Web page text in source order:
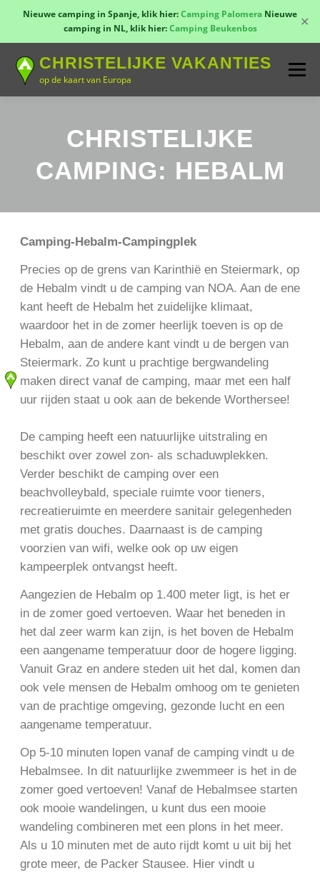
Nieuwe camping in Spanje, klik hier:Camping Palomera Nieuwe
camping in NL, klik hier:Camping Beukenbos ✕
inhoud
CHRISTELIJKE VAKANTIES
op de kaart van Europa
Menu
AANMELDEN GROEPSREIZEN KAMPEN
CHRISTELIJKE
CAMPING: HEBALM
Camping-Hebalm-Campingplek
Precies op de grens van Karinthië en Steiermark, op
de Hebalm vindt u de camping van NOA. Aan de ene
kant heeft de Hebalm het zuidelijke klimaat,
waardoor het in de zomer heerlijk toeven is op de
Hebalm, aan de andere kant vindt u de bergen van
Steiermark. Zo kunt u prachtige bergwandeling
maken direct vanaf de camping, maar met een half
uur rijden staat u ook aan de bekende Worthersee!
De camping heeft een natuurlijke uitstraling en
beschikt over zowel zon- als schaduwplekken.
Verder beschikt de camping over een
beachvolleybald, speciale ruimte voor tieners,
recreatieruimte en meerdere sanitair gelegenheden
met gratis douches. Daarnaast is de camping
voorzien van wifi, welke ook op uw eigen
kampeerplek ontvangst heeft.
Aangezien de Hebalm op 1.400 meter ligt, is het er
in de zomer goed vertoeven. Waar het beneden in
het dal zeer warm kan zijn, is het boven de Hebalm
een aangename temperatuur door de hogere ligging.
Vanuit Graz en andere steden uit het dal, komen dan
ook vele mensen de Hebalm omhoog om te genieten
van de prachtige omgeving, gezonde lucht en een
aangename temperatuur.
Op 5-10 minuten lopen vanaf de camping vindt u de
Hebalmsee. In dit natuurlijke zwemmeer is het in de
zomer goed vertoeven! Vanaf de Hebalmsee starten
ook mooie wandelingen, u kunt dus een mooie
wandeling combineren met een plons in het meer.
Als u 10 minuten met de auto rijdt komt u uit bij het
grote meer, de Packer Stausee. Hier vindt u